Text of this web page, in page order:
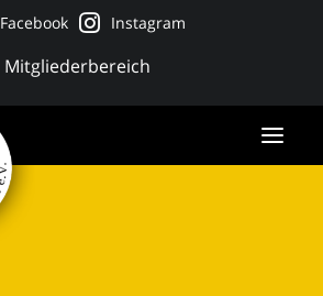
Mitgliederbereich
Facebook Instagram